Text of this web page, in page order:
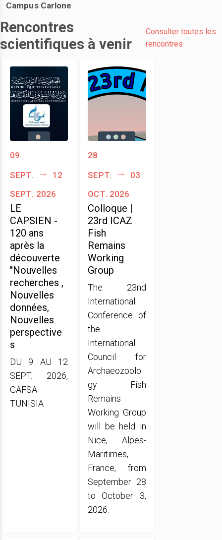
Campus Carlone
Rencontres
scientifiques à venir
Consulter toutes les
rencontres
09
sept.
12
sept. 2026
LE
CAPSIEN -
120 ans
après la
découverte
"Nouvelles
recherches ,
Nouvelles
données,
Nouvelles
perspective
s
DU 9 AU 12
SEPT. 2026,
GAFSA -
TUNISIA
28
sept.
03
oct. 2026
Colloque |
23rd ICAZ
Fish
Remains
Working
Group
The 23nd
International
Conference of
the
International
Council for
Archaeozoolo
gy Fish
Remains
Working Group
will be held in
Nice, Alpes-
Maritimes,
France, from
September 28
to October 3,
2026.